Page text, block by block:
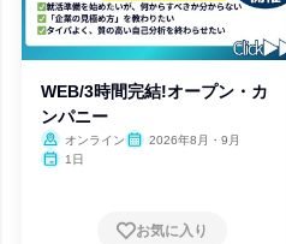
WEB/3時間完結!オープン・カ
ンパニー
オンライン
2026年8月・9月
1日
お気に入り